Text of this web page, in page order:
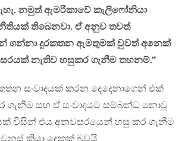
නමුත් ඇමරිකාවේ කැලිෆෝනියා
නීතියක් තිබෙනවා. ඒ අනුව තවත්
ගන්නා දුරකතන ඇමතුමක් වුවත් අනෙක්
නැතිව හසුකර ගැනීම තහනම්.”
සංවාදයක් කරන දෙදෙනාගෙන් එක්
ගැනීම සහ ඒ සංවාදයට සම්බන්ධ නොවූ
විසින් එය අනවසරයෙන් හසු කර ගැනීම